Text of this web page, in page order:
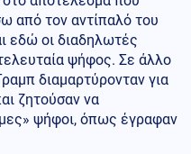
από τον αντίπαλό του
εδώ οι διαδηλωτές
ψήφος. Σε άλλο
διαμαρτύρονταν για
ζητούσαν να
ψήφοι, όπως έγραφαν